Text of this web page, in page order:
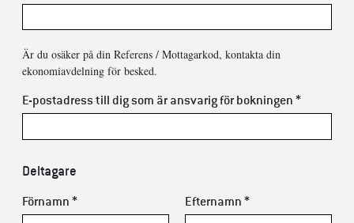
Är du osäker på din Referens / Mottagarkod, kontakta din
ekonomiavdelning för besked.
E-postadress till dig som är ansvarig för bokningen *
Deltagare
Förnamn * Efternamn *